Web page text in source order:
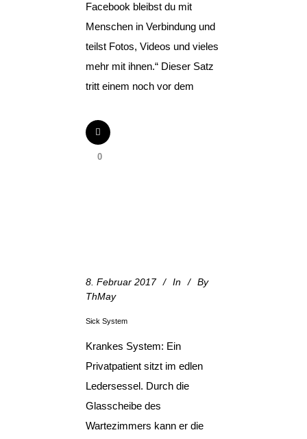
Facebook bleibst du mit
Menschen in Verbindung und
teilst Fotos, Videos und vieles
mehr mit ihnen.“ Dieser Satz
tritt einem noch vor dem
0
8. Februar 2017 In
By
ThMay
Sick System
Krankes System: Ein
Privatpatient sitzt im edlen
Ledersessel. Durch die
Glasscheibe des
Wartezimmers kann er die